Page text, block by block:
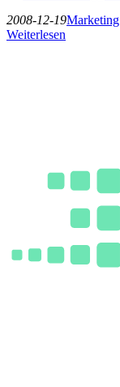
2008-12-19Marketing
Weiterlesen